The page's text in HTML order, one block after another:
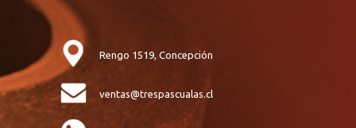
Rengo 1519, Concepción
ventas@trespascualas.cl